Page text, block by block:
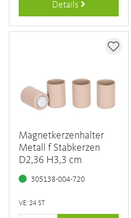
Details
Magnetkerzenhalter
Metall f Stabkerzen
D2,36 H3,3 cm
305138-004-720
VE: 24 ST